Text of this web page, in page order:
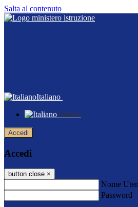
Salta al contenuto
Italiano
Italiano
Accedi
Accedi
button close ×
Nome
Password